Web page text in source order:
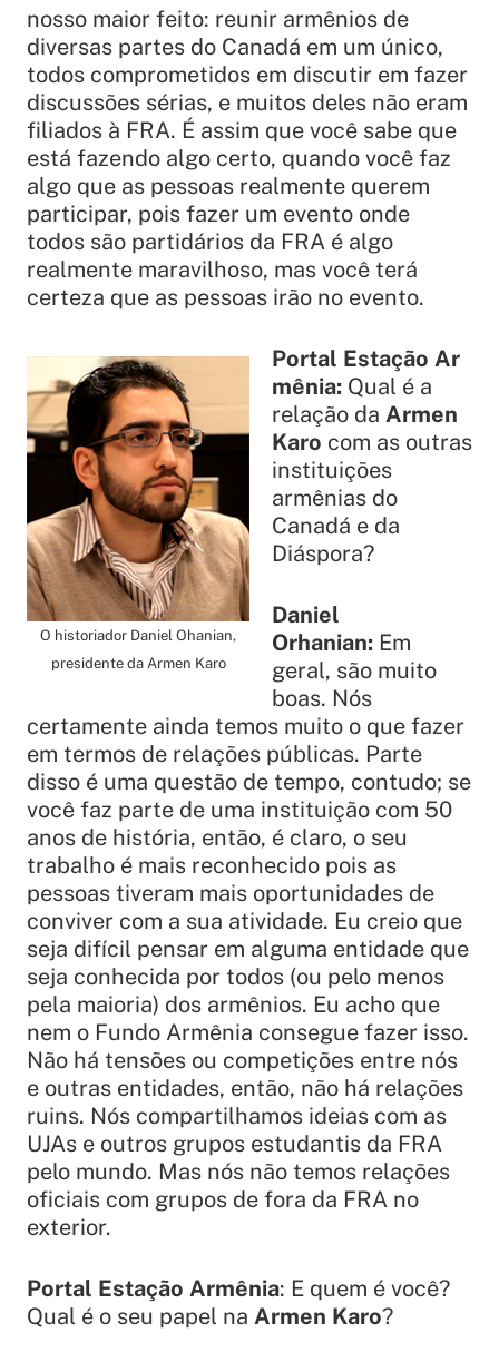
nosso maior feito: reunir armênios de
diversas partes do Canadá em um único,
todos comprometidos em discutir em fazer
discussões sérias, e muitos deles não eram
filiados à FRA. É assim que você sabe que
está fazendo algo certo, quando você faz
algo que as pessoas realmente querem
participar, pois fazer um evento onde
todos são partidários da FRA é algo
realmente maravilhoso, mas você terá
certeza que as pessoas irão no evento.
O historiador Daniel Ohanian,
presidente da Armen Karo
Portal Estação Ar
mênia: Qual é a
relação da Armen
Karo com as outras
instituições
armênias do
Canadá e da
Diáspora?
Daniel
Orhanian: Em
geral, são muito
boas. Nós
certamente ainda temos muito o que fazer
em termos de relações públicas. Parte
disso é uma questão de tempo, contudo; se
você faz parte de uma instituição com 50
anos de história, então, é claro, o seu
trabalho é mais reconhecido pois as
pessoas tiveram mais oportunidades de
conviver com a sua atividade. Eu creio que
seja difícil pensar em alguma entidade que
seja conhecida por todos (ou pelo menos
pela maioria) dos armênios. Eu acho que
nem o Fundo Armênia consegue fazer isso.
Não há tensões ou competições entre nós
e outras entidades, então, não há relações
ruins. Nós compartilhamos ideias com as
UJAs e outros grupos estudantis da FRA
pelo mundo. Mas nós não temos relações
oficiais com grupos de fora da FRA no
exterior.
Portal Estação Armênia: E quem é você?
Qual é o seu papel na Armen Karo?